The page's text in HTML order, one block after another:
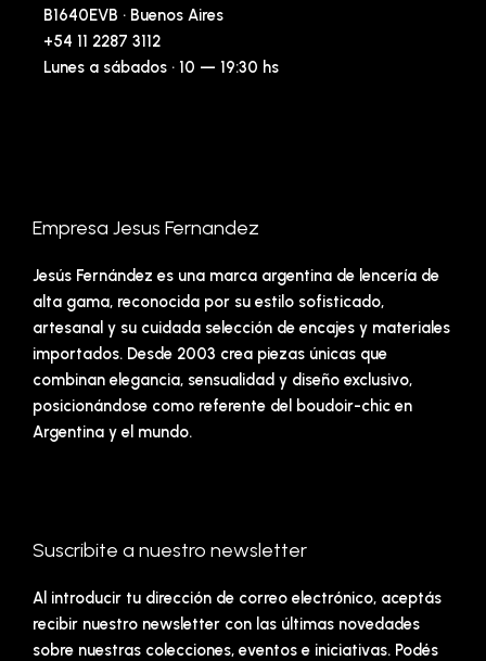
B1640EVB · Buenos Aires
+54 11 2287 3112
Lunes a sábados · 10 — 19:30 hs
Empresa Jesus Fernandez
Jesús Fernández es una marca argentina de lencería de
alta gama, reconocida por su estilo sofisticado,
artesanal y su cuidada selección de encajes y materiales
importados. Desde 2003 crea piezas únicas que
combinan elegancia, sensualidad y diseño exclusivo,
posicionándose como referente del boudoir-chic en
Argentina y el mundo.
Suscribite a nuestro newsletter
Al introducir tu dirección de correo electrónico, aceptás
recibir nuestro newsletter con las últimas novedades
sobre nuestras colecciones, eventos e iniciativas. Podés